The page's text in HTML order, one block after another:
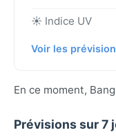
☀️ Indice UV
Voir les
En ce moment,
Prévisions sur 7